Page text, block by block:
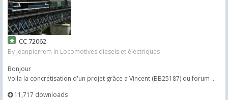
CC 72062
By jeanpierrem in Locomotives diesels et électriques
Bonjour
Voila la concrétisation d'un projet grâce a Vincent (BB25187) du forum ...
11,717 downloads